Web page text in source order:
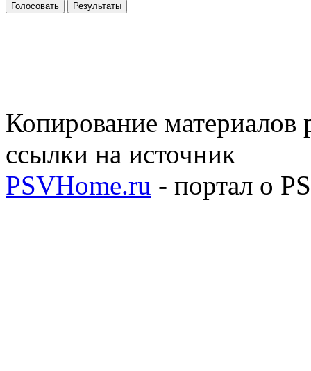
Голосовать Результаты
Копирование материалов
ссылки на источник
PSVHome.ru - портал о